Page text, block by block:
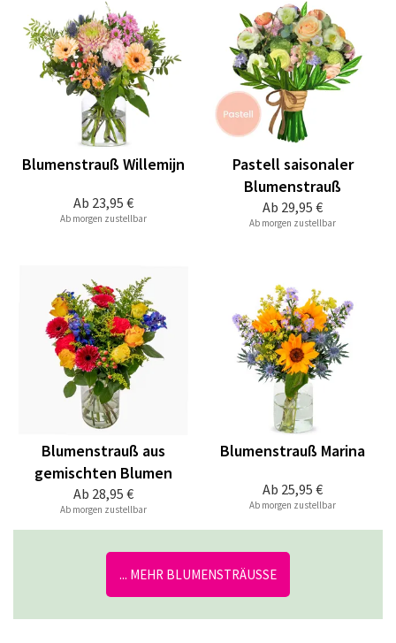
Ab 23,95 €
Blumenstrauß Willemijn
Ab morgen zustellbar
Ab 29,95 €
Pastell saisonaler
Blumenstrauß
Ab morgen zustellbar
Ab 28,95 €
Blumenstrauß aus
gemischten Blumen
Ab morgen zustellbar
Ab 25,95 €
Blumenstrauß Marina
Ab morgen zustellbar
... MEHR BLUMENSTRÄUSSE